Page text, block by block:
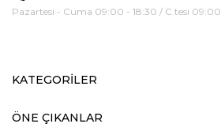
Pazartesi - Cuma 09:00 - 18:30 / C.tesi 09:00
KATEGORİLER
ÖNE ÇIKANLAR